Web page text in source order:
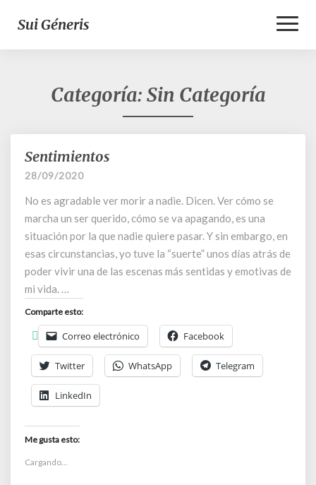
Sui Géneris
Categoría: Sin Categoría
Sentimientos
Sentimientos
28/09/2020
No es agradable ver morir a nadie. Dicen. Ver cómo se
marcha un ser querido, cómo se va apagando, es una
situación por la que nadie quiere pasar. Y sin embargo, en
esas circunstancias, yo tuve la “suerte” unos días atrás de
poder vivir una de las escenas más sentidas y emotivas de
mi vida. …
Comparte esto:
Correo electrónico Facebook
Twitter WhatsApp Telegram
LinkedIn
Me gusta esto:
Cargando...